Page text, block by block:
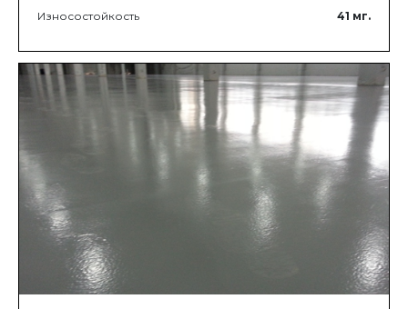
Износостойкость
41 мг.